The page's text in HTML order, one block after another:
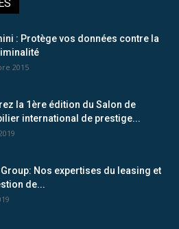
: Protège vos données contre la
2015
la 1ère édition du Salon de
international de prestige...
Group: Nos expertises du leasing et
de...